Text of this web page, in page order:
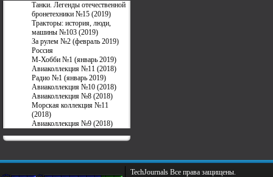
Танки. Легенды отечественной
бронетехники №15 (2019)
Тракторы: история, люди,
машины №103 (2019)
За рулем №2 (февраль 2019)
Россия
М-Хобби №1 (январь 2019)
Авиаколлекция №11 (2018)
Радио №1 (январь 2019)
Авиаколлекция №10 (2018)
Авиаколлекция №8 (2018)
Морская коллекция №11
(2018)
Авиаколлекция №9 (2018)
TechJournals Все права защищены.